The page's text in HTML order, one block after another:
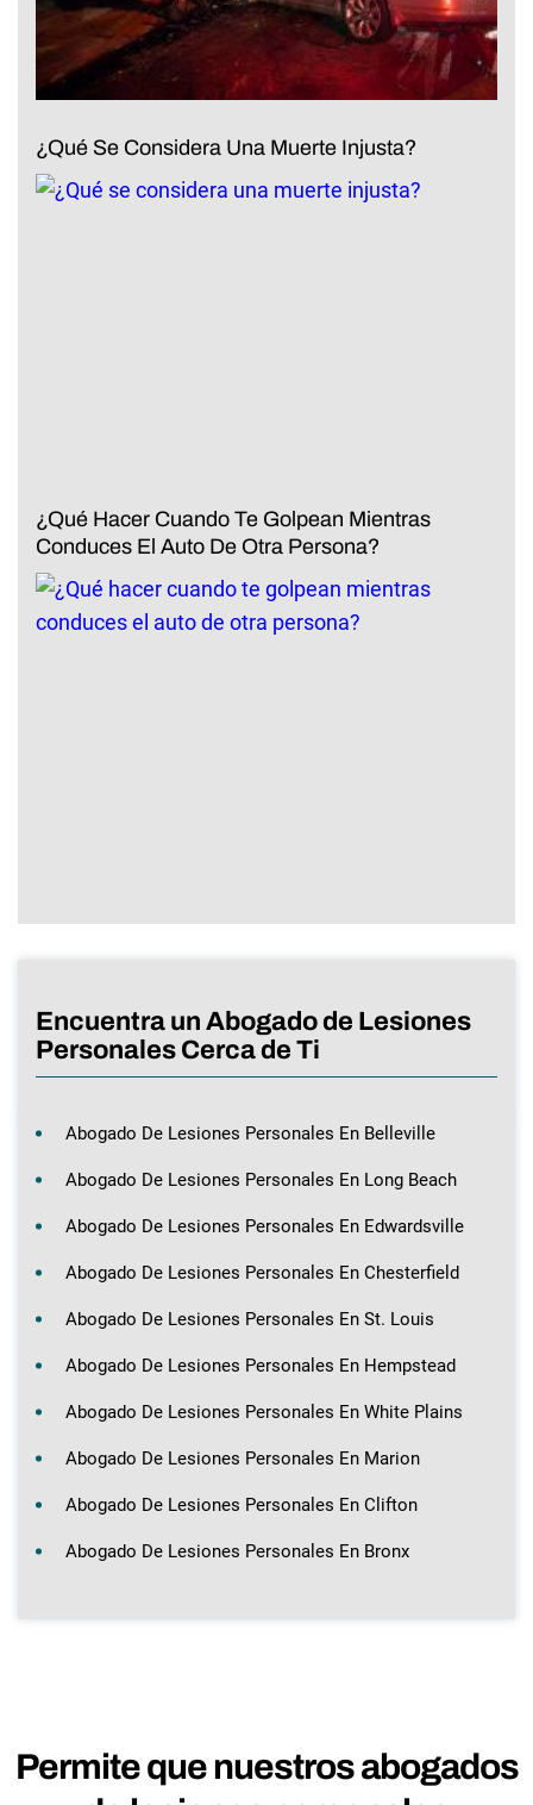
¿Qué Se Considera Una Muerte Injusta?
¿Qué Hacer Cuando Te Golpean Mientras
Conduces El Auto De Otra Persona?
Encuentra un Abogado de Lesiones
Personales Cerca de Ti
Abogado De Lesiones Personales En Belleville
Abogado De Lesiones Personales En Long Beach
Abogado De Lesiones Personales En Edwardsville
Abogado De Lesiones Personales En Chesterfield
Abogado De Lesiones Personales En St. Louis
Abogado De Lesiones Personales En Hempstead
Abogado De Lesiones Personales En White Plains
Abogado De Lesiones Personales En Marion
Abogado De Lesiones Personales En Clifton
Abogado De Lesiones Personales En Bronx
Permite que nuestros abogados